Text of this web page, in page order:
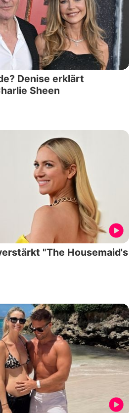
Denise erklärt
Sheen
"The Housemaid's